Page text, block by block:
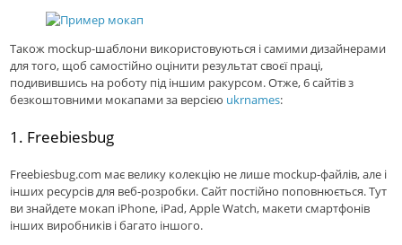
Також mockup-шаблони використовуються і самими дизайнерами
для того, щоб самостійно оцінити результат своєї праці,
подивившись на роботу під іншим ракурсом. Отже, 6 сайтів з
безкоштовними мокапами за версією ukrnames:
1. Freebiesbug
Freebiesbug.com має велику колекцію не лише mockup-файлів, але і
інших ресурсів для веб-розробки. Сайт постійно поповнюється. Тут
ви знайдете мокап iPhone, iPad, Apple Watch, макети смартфонів
інших виробників і багато іншого.